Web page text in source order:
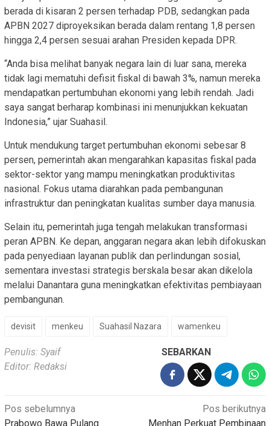
berada di kisaran 2 persen terhadap PDB, sedangkan pada
APBN 2027 diproyeksikan berada dalam rentang 1,8 persen
hingga 2,4 persen sesuai arahan Presiden kepada DPR.
“Anda bisa melihat banyak negara lain di luar sana, mereka
tidak lagi mematuhi defisit fiskal di bawah 3%, namun mereka
mendapatkan pertumbuhan ekonomi yang lebih rendah. Jadi
saya sangat berharap kombinasi ini menunjukkan kekuatan
Indonesia,” ujar Suahasil.
Untuk mendukung target pertumbuhan ekonomi sebesar 8
persen, pemerintah akan mengarahkan kapasitas fiskal pada
sektor-sektor yang mampu meningkatkan produktivitas
nasional. Fokus utama diarahkan pada pembangunan
infrastruktur dan peningkatan kualitas sumber daya manusia.
Selain itu, pemerintah juga tengah melakukan transformasi
peran APBN. Ke depan, anggaran negara akan lebih difokuskan
pada penyediaan layanan publik dan perlindungan sosial,
sementara investasi strategis berskala besar akan dikelola
melalui Danantara guna meningkatkan efektivitas pembiayaan
pembangunan.
devisit menkeu Suahasil Nazara wamenkeu
Penulis: Syaif
Editor: Redaksi
SEBARKAN
Navigasi
Pos sebelumnya
Prabowo Bawa Pulang
Pos berikutnya
Menhan Perkuat Pembinaan